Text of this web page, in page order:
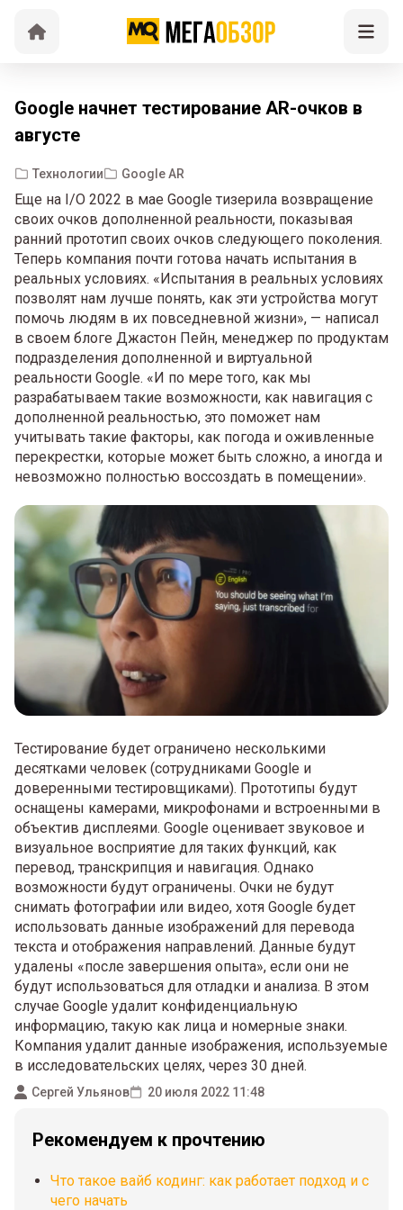
Google начнет тестирование AR-очков в
августе
Технологии Google AR
Еще на I/O 2022 в мае Google тизерила возвращение
своих очков дополненной реальности, показывая
ранний прототип своих очков следующего поколения.
Теперь компания почти готова начать испытания в
реальных условиях. «Испытания в реальных условиях
позволят нам лучше понять, как эти устройства могут
помочь людям в их повседневной жизни», — написал
в своем блоге Джастон Пейн, менеджер по продуктам
подразделения дополненной и виртуальной
реальности Google. «И по мере того, как мы
разрабатываем такие возможности, как навигация с
дополненной реальностью, это поможет нам
учитывать такие факторы, как погода и оживленные
перекрестки, которые может быть сложно, а иногда и
невозможно полностью воссоздать в помещении».
Тестирование будет ограничено несколькими
десятками человек (сотрудниками Google и
доверенными тестировщиками). Прототипы будут
оснащены камерами, микрофонами и встроенными в
объектив дисплеями. Google оценивает звуковое и
визуальное восприятие для таких функций, как
перевод, транскрипция и навигация. Однако
возможности будут ограничены. Очки не будут
снимать фотографии или видео, хотя Google будет
использовать данные изображений для перевода
текста и отображения направлений. Данные будут
удалены «после завершения опыта», если они не
будут использоваться для отладки и анализа. В этом
случае Google удалит конфиденциальную
информацию, такую ​​как лица и номерные знаки.
Компания удалит данные изображения, используемые
в исследовательских целях, через 30 дней.
Сергей Ульянов 20 июля 2022 11:48
Рекомендуем к прочтению
Что такое вайб кодинг: как работает подход и с
чего начать